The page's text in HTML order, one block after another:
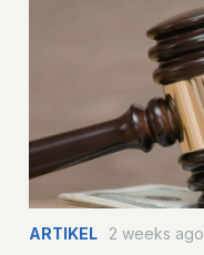
ARTIKEL 2 weeks ago